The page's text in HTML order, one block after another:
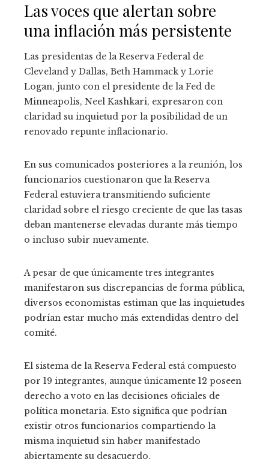
Las voces que alertan sobre
una inflación más persistente
Las presidentas de la Reserva Federal de
Cleveland y Dallas, Beth Hammack y Lorie
Logan, junto con el presidente de la Fed de
Minneapolis, Neel Kashkari, expresaron con
claridad su inquietud por la posibilidad de un
renovado repunte inflacionario.
En sus comunicados posteriores a la reunión, los
funcionarios cuestionaron que la Reserva
Federal estuviera transmitiendo suficiente
claridad sobre el riesgo creciente de que las tasas
deban mantenerse elevadas durante más tiempo
o incluso subir nuevamente.
A pesar de que únicamente tres integrantes
manifestaron sus discrepancias de forma pública,
diversos economistas estiman que las inquietudes
podrían estar mucho más extendidas dentro del
comité.
El sistema de la Reserva Federal está compuesto
por 19 integrantes, aunque únicamente 12 poseen
derecho a voto en las decisiones oficiales de
política monetaria. Esto significa que podrían
existir otros funcionarios compartiendo la
misma inquietud sin haber manifestado
abiertamente su desacuerdo.